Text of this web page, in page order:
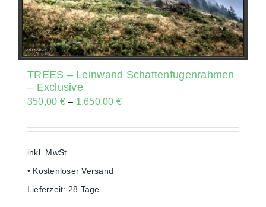
auf
der
Produktseite
gewählt
werden
TREES – Leinwand Schattenfugenrahmen
– Exclusive
350,00 €– 1.650,00 €
inkl. MwSt.
• Kostenloser Versand
Lieferzeit: 28 Tage